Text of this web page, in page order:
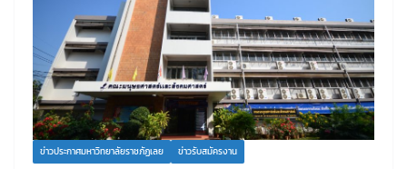
ข่าวประกาศมหาวิทยาลัยราชภัฏเลย ข่าวรับสมัครงาน